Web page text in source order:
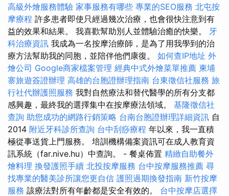
高級外燴服務體驗 家事服務有哪些 專業的SEO服務 北屯按
摩療程 許多患者即使只經過幾次治療，也會很快注意到有
益的效果和結果。 我喜歡幫助別人並體驗治癒的快樂。 牙
科治療資訊 我成為一名按摩治療師，是為了用我學到的治
療方法幫助我的同胞，並陪伴他們康復。 如何查IP地址 外
燴公司 Google商家檔案管理 經典中式外燴菜單推薦 柬埔
寨旅遊簽證辦理 高雄的台胞證辦理指南 台東徵信社服務 旅
行社代辦護照服務 我對自然療法和替代醫學的所有分支都
感興趣，最終我的選擇集中在按摩療法領域。 基隆徵信社
查詢 助您成功的網路行銷策略 台南台胞證辦理詳細資訊 自
2014 附近牙科診所查詢 台中刮痧療程 年以來，我一直積
極從事送貨上門服務。 培訓機構備案資訊可在成人教育資
訊系統（far.nive.hu）中查詢。 - 餐桌佈置 精緻自助餐外
燴料理 換發護照手續 北投按摩服務 台中按摩服務推薦 尋
找專業的醫美診所讓您更自信 護照過期換發指南 新竹按摩
服務 該療法對所有年齡都是安全有效的。 台中按摩店選擇